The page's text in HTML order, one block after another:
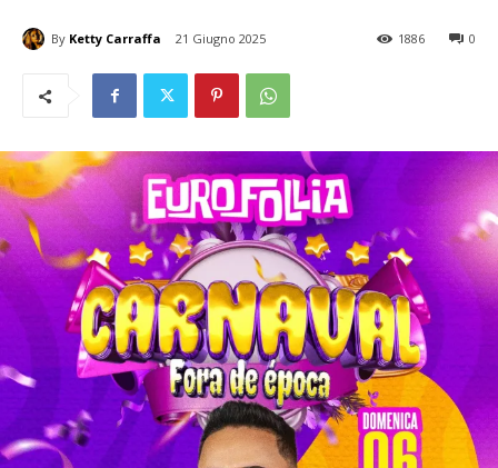
By Ketty Carraffa 21 Giugno 2025 0
1886